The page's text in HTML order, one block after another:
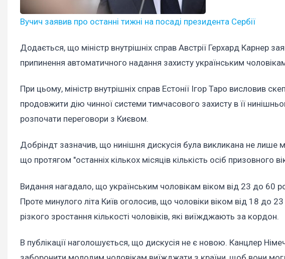
Вучич заявив про останні тижні на посаді президента Сербії
Додається, що міністр внутрішніх справ Австрії Герхард Карнер
припинення автоматичного надання захисту українським
При цьому, міністр внутрішніх справ Естонії Ігор Таро висловив
продовжити дію чинної системи тимчасового захисту в її
розпочати переговори з Києвом.
Добріндт зазначив, що нинішня дискусія була викликана не лише
що протягом "останніх кількох місяців кількість осіб призовного
Видання нагадало, що українським чоловікам віком від 23 до 60
Проте минулого літа Київ оголосив, що чоловіки віком від 18 до
різкого зростання кількості чоловіків, які виїжджають за кордон.
В публікації наголошується, що дискусія не є новою. Канцлер